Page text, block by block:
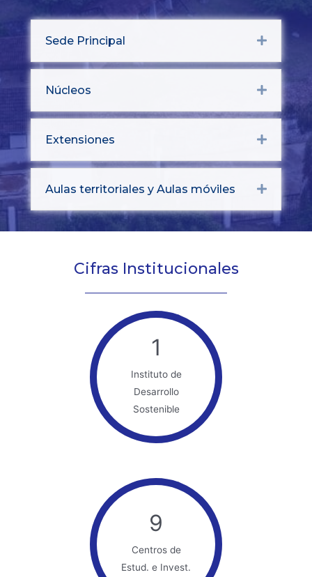
Sede Principal Expand
Núcleos Expand
Extensiones Expand
Aulas territoriales y Aulas móviles Expand
Cifras Institucionales
1
Instituto de
Desarrollo
Sostenible
9
Centros de
Estud. e Invest.